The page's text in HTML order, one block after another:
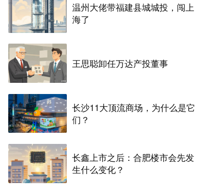
温州大佬带福建县城城投，闯上
海了
王思聪卸任万达产投董事
长沙11大顶流商场，为什么是它
们？
长鑫上市之后：合肥楼市会先发
生什么变化？